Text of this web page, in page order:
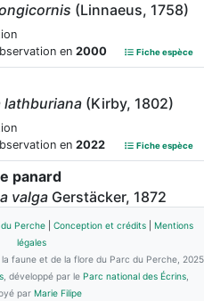
(Linnaeus, 1758)
en 2000 Fiche espèce
lathburiana (Kirby, 1802)
en 2022 Fiche espèce
panard
valga Gerstäcker, 1872
en
Latreille, 1802
Perche Conception et crédits
Mentions
légales
la faune et de la flore du Parc du Perche, 2025
, développé par le Parc national des Écrins
par Marie Filipe